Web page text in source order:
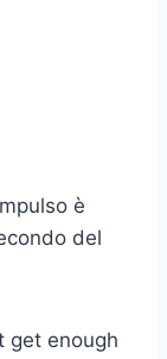
è
del
get enough